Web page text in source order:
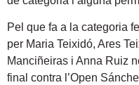
Pel que fa a la categoria
per Maria Teixidó, Ares
Manciñeiras i Anna Ruiz
final contra l’Open